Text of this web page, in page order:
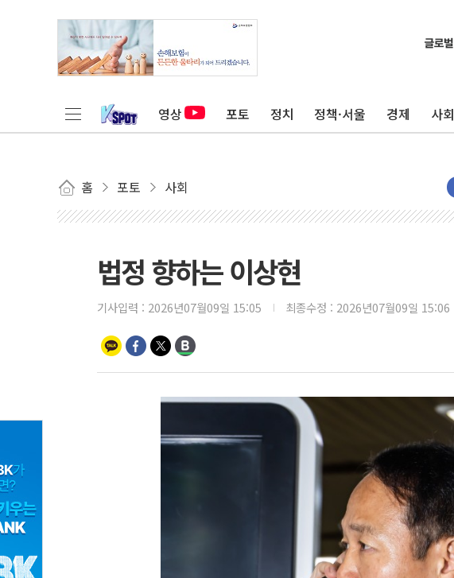
영상 포토 정치 정책·서울 경제 사회
홈 포토 사회
법정 향하는 이상현
기사입력 : 2026년07월09일 15:05 최종수정 : 2026년07월09일 15:06